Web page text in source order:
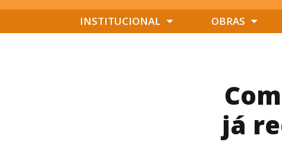
INSTITUCIONAL OBRAS
já